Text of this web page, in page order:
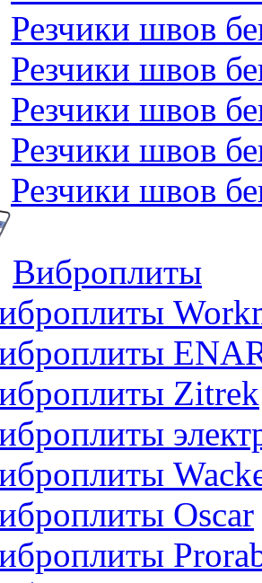
Резчики швов
Резчики швов
Резчики швов
Резчики швов
Резчики швов
Виброплиты
Zitrek
Oscar